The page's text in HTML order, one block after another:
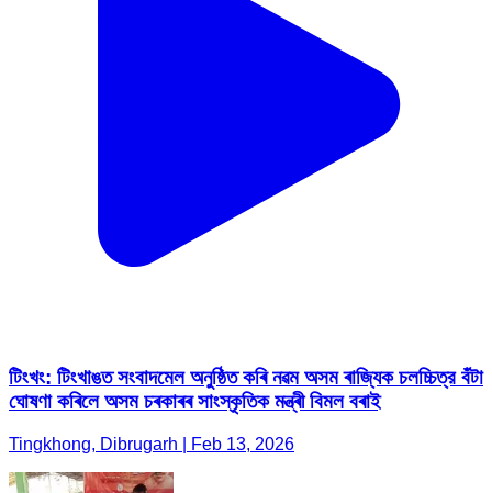
টিংখং: টিংখাঙত সংবাদমেল অনুষ্ঠিত কৰি নৱম অসম ৰাজ্যিক চলচ্চিত্র বঁটা
ঘোষণা কৰিলে অসম চৰকাৰৰ সাংস্কৃতিক মন্ত্ৰী বিমল বৰাই
Tingkhong, Dibrugarh | Feb 13, 2026